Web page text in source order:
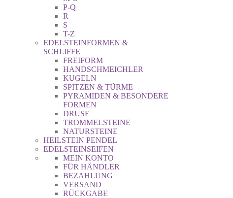
P-Q
R
S
T-Z
EDELSTEINFORMEN &
SCHLIFFE
FREIFORM
HANDSCHMEICHLER
KUGELN
SPITZEN & TÜRME
PYRAMIDEN & BESONDERE
FORMEN
DRUSE
TROMMELSTEINE
NATURSTEINE
HEILSTEIN PENDEL
EDELSTEINSEIFEN
MEIN KONTO
FÜR HÄNDLER
BEZAHLUNG
VERSAND
RÜCKGABE